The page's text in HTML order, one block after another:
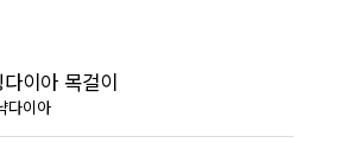
이아 목걸이
다이아